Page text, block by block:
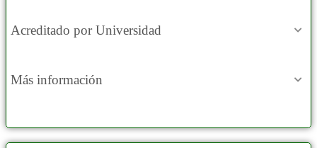
Acreditado por Universidad
Más información